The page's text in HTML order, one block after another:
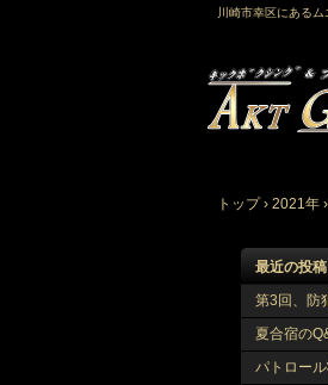
川崎市幸区にある
トップ › 2021年 ›
最近の投稿
第3回、防
夏合宿の
パトロー